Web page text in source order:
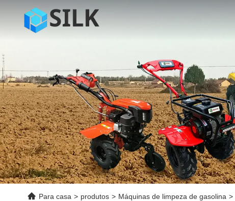
Para casa > produtos > Máquinas de limpeza de gasolina >